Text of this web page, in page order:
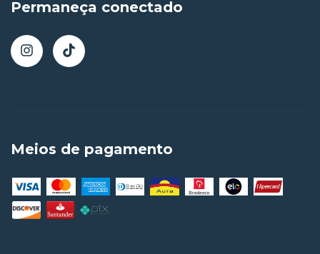
Permaneça conectado
Meios de pagamento